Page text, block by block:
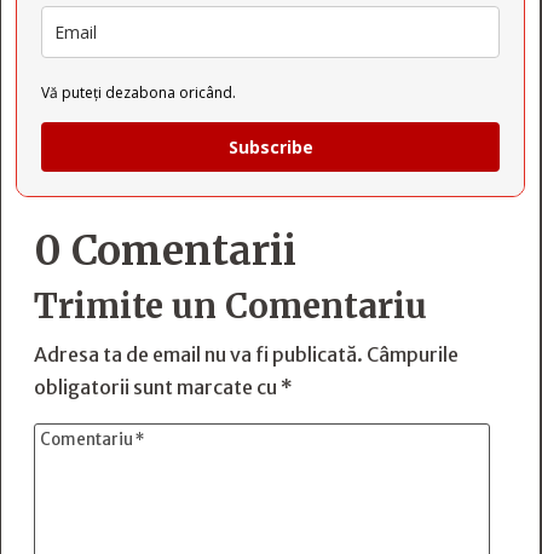
Vă puteți dezabona oricând.
Subscribe
0 Comentarii
Trimite un Comentariu
Adresa ta de email nu va fi publicată. Câmpurile
obligatorii sunt marcate cu *